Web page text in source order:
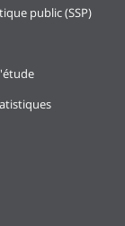
public (SSP)